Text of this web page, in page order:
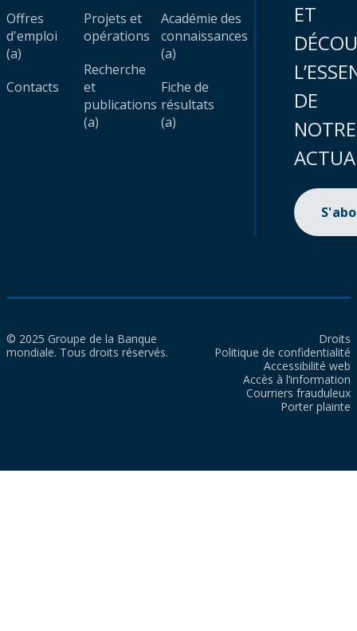
Offres
d'emploi
(a)
Contacts
Projets et
opérations
Recherche
et
publications
(a)
Académie des
connaissances
(a)
Fiche de
résultats
(a)
ET
DE
NOTRE
© 2025 Groupe de la Banque
mondiale. Tous droits réservés.
Droits
Politique de confidentialité
Accessibilité web
Accès à l’information
Courriers frauduleux
Porter plainte